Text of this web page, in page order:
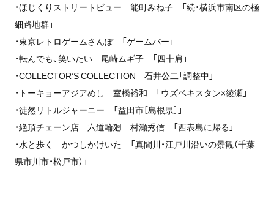
・ほじくりストリートビュー 能町みね子 「続・横浜市南区の極
細路地群」
・東京レトロゲームさんぽ 「ゲームバー」
・転んでも、笑いたい 尾崎ムギ子 「四十肩」
・COLLECTOR’S COLLECTION 石井公二「調整中」
・トーキョーアジアめし 室橋裕和 「ウズベキスタン×綾瀬」
・徒然リトルジャーニー 「益田市［島根県］」
・絶頂チェーン店 六道輪廻 村瀬秀信 「西表島に帰る」
・水と歩く かつしかけいた 「真間川・江戸川沿いの景観（千葉
県市川市・松戸市）」